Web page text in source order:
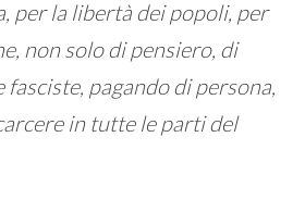
per la libertà dei popoli, per
non solo di pensiero, di
pagando di persona,
in tutte le parti del